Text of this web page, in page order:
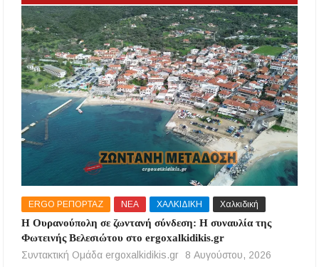
ERGO ΡΕΠΟΡΤΑΖ ΝΕΑ ΧΑΛΚΙΔΙΚΗ Χαλκιδική
Η Ουρανούπολη σε ζωντανή σύνδεση: Η συναυλία της
Φωτεινής Βελεσιώτου στο ergoxalkidikis.gr
Συντακτική Ομάδα ergoxalkidikis.gr
8 Αυγούστου, 2026